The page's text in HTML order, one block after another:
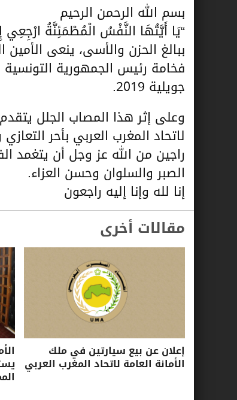
بسم الله الرحمن الرحيم
“يَا أَيَّتُهَا النَّفْسُ الْمُطْمَئِنَّةُ
ببالغ الحزن والأسى، ينعى
جويلية 2019.
وعلى إثر هذا المصاب الجلل
لاتحاد المغرب العربي بأحر
راجين من الله عز وجل أن يتغمد
الصبر والسلوان وحسن العزاء.
إنا لله وإنا إليه راجعون
مقالات أخرى
إعلان عن بيع سيارتين في ملك
الأمانة العامة لاتحاد المغرب العربي